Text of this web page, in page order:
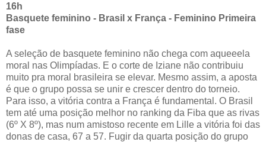
16h
Basquete feminino - Brasil x França - Feminino Primeira
fase
A seleção de basquete feminino não chega com aqueeela
moral nas Olimpíadas. E o corte de Iziane não contribuiu
muito pra moral brasileira se elevar. Mesmo assim, a aposta
é que o grupo possa se unir e crescer dentro do torneio.
Para isso, a vitória contra a França é fundamental. O Brasil
tem até uma posição melhor no ranking da Fiba que as rivas
(6º X 8º), mas num amistoso recente em Lille a vitória foi das
donas de casa, 67 a 57. Fugir da quarta posição do grupo